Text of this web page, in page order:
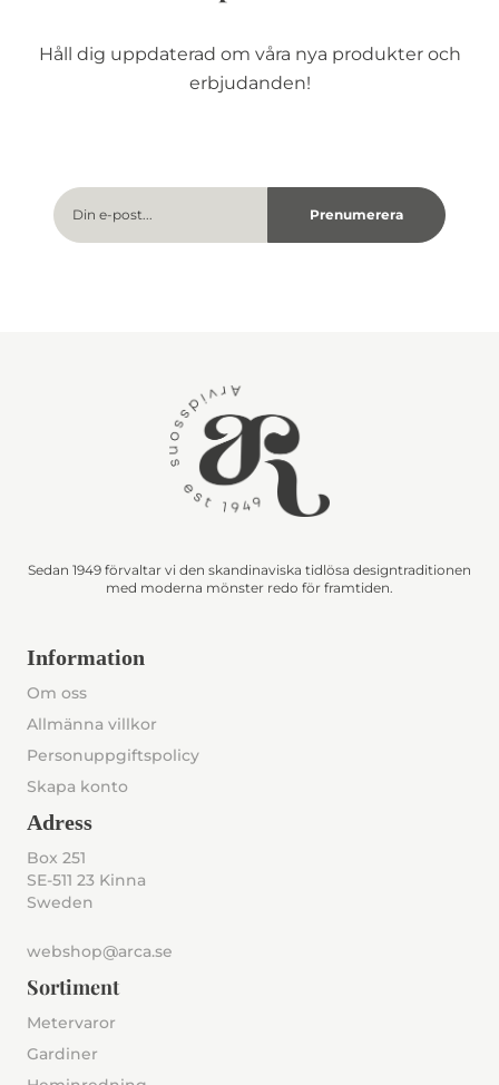
Håll dig uppdaterad om våra nya produkter och
erbjudanden!
Sedan 1949 förvaltar vi den skandinaviska tidlösa designtraditionen
med moderna mönster redo för framtiden.
Information
Om oss
Allmänna villkor
Personuppgiftspolicy
Skapa konto
Adress
Box 251
SE-511 23 Kinna
Sweden
webshop@arca.se
Sortiment
Metervaror
Gardiner